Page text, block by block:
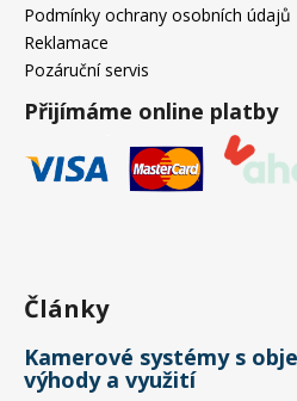
Podmínky ochrany osobních údajů
Reklamace
Pozáruční servis
Přijímáme online platby
Články
Kamerové systémy s
výhody a využití